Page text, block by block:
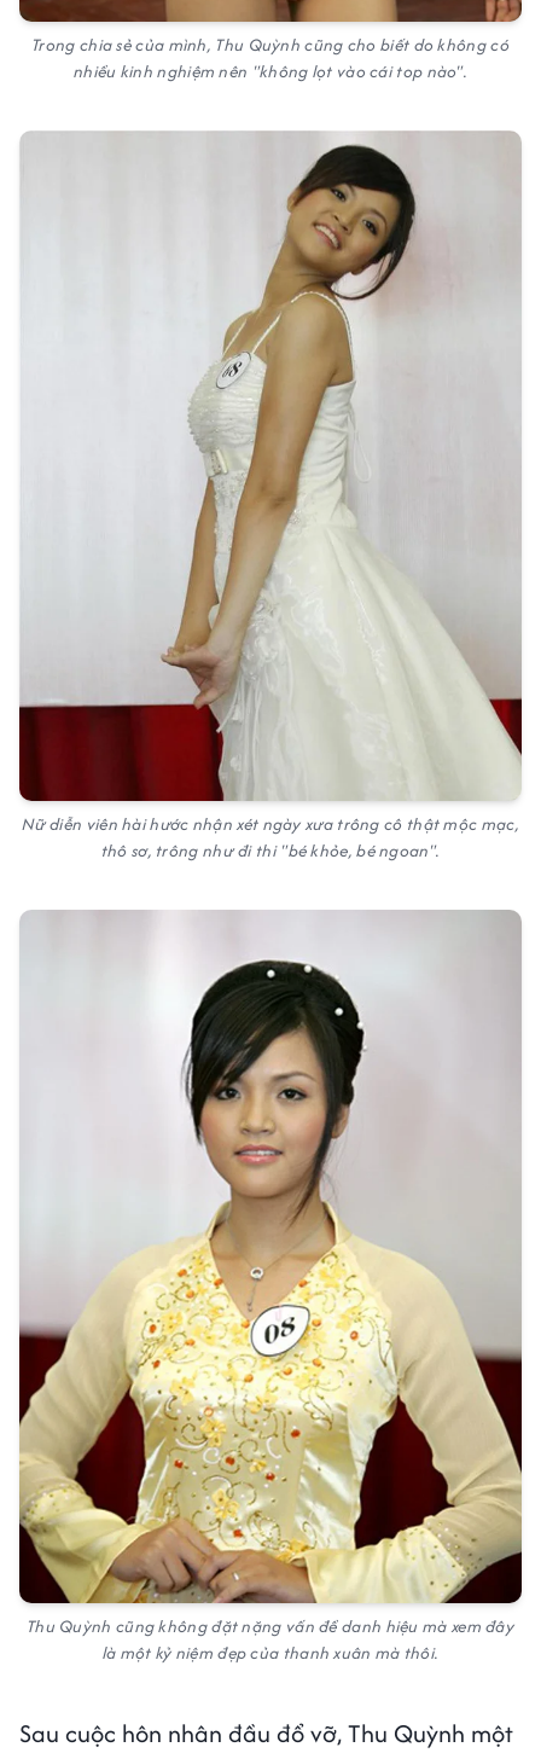
Trong chia sẻ của mình, Thu Quỳnh cũng cho biết do không có
nhiều kinh nghiệm nên "không lọt vào cái top nào".
Nữ diễn viên hài hước nhận xét ngày xưa trông cô thật mộc mạc,
thô sơ, trông như đi thi "bé khỏe, bé ngoan".
Thu Quỳnh cũng không đặt nặng vấn đề danh hiệu mà xem đây
là một kỷ niệm đẹp của thanh xuân mà thôi.
Sau cuộc hôn nhân đầu đổ vỡ, Thu Quỳnh một